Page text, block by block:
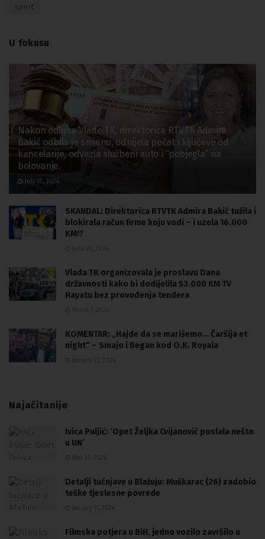
sport
U fokusu
Nakon odluke Vlade TK, direktorica RTVTK Admira
Bakić odbila je smjenu, odnijela pečat i ključeve od
kancelarije, odvezla službeni auto i “pobjegla” na
bolovanje.
July 10, 2024
SKANDAL: Direktorica RTVTK Admira Bakić tužila i
blokirala račun firme koju vodi – i uzela 16.000
KM!?
Vlada TK organizovala je proslavu Dana
državnosti kako bi dodijelila 53.000 KM TV
Hayatu bez provođenja tendera
KOMENTAR: „Hajde da se marišemo… Čaršija et
night“ – Smajo i Began kod O.K. Royala
Najačitanije
Ivica Puljić: ‘Opet Željka Cvijanović poslala nešto
u UN’
Detalji tučnjave u Blažuju: Muškarac (26) zadobio
teške tjeslesne povrede
Filmska potjera u BiH, jedno vozilo završilo u